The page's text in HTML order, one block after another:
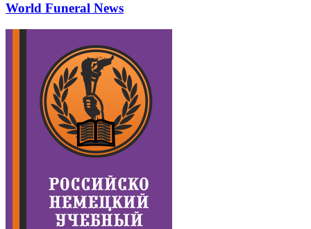
World Funeral News